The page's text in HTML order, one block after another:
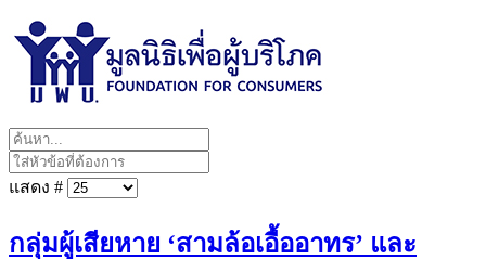
แสดง #
กลุ่มผู้เสียหาย ‘สามล้อเอื้ออาทร’ และ